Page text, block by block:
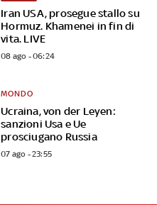
Iran USA, prosegue stallo su
Hormuz. Khamenei in fin di
vita. LIVE
08 ago - 06:24
Ucraina, von der Leyen:
sanzioni Usa e Ue
prosciugano Russia
MONDO
07 ago - 23:55